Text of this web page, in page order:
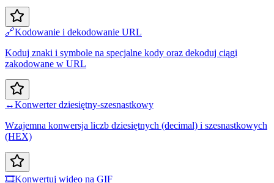
🔗Kodowanie i dekodowanie URL
Koduj znaki i symbole na specjalne kody oraz dekoduj ciągi
zakodowane w URL
↔️Konwerter dziesiętny-szesnastkowy
Wzajemna konwersja liczb dziesiętnych (decimal) i szesnastkowych
(HEX)
🎞️Konwertuj wideo na GIF